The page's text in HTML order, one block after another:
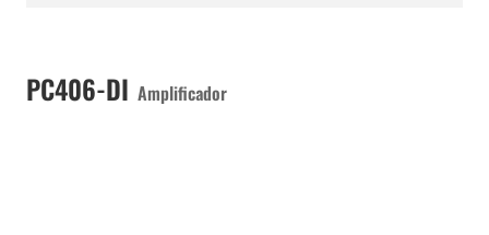
PC406-DI Amplificador